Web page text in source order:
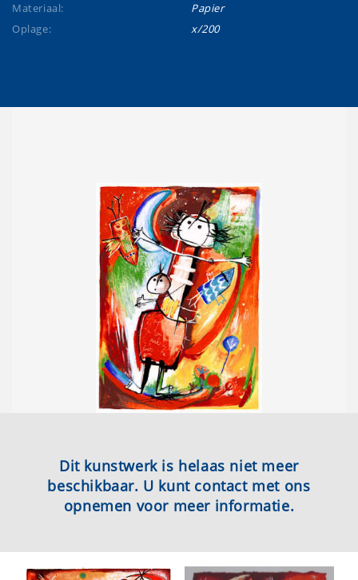
Materiaal:
Papier
Oplage:
x/200
Dit kunstwerk is helaas niet meer
beschikbaar. U kunt contact met ons
opnemen voor meer informatie.